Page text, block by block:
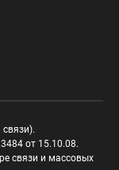
связи).
от 15.10.08.
связи и массовых